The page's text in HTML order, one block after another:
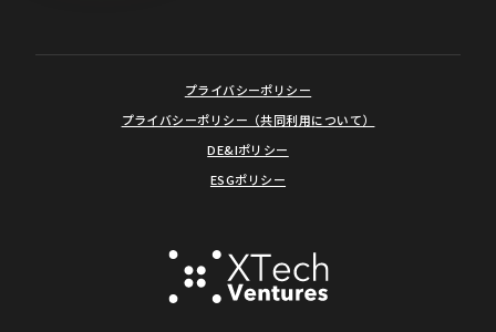
プライバシーポリシー
プライバシーポリシー（共同利用について）
DE&Iポリシー
ESGポリシー